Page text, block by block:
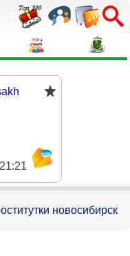
новосибирск